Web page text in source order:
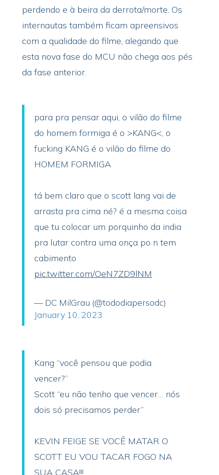
perdendo e à beira da derrota/morte. Os
internautas também ficam apreensivos
com a qualidade do filme, alegando que
esta nova fase do MCU não chega aos pés
da fase anterior.
para pra pensar aqui, o vilão do filme
do homem formiga é o >KANG<, o
fucking KANG é o vilão do filme do
HOMEM FORMIGA
tá bem claro que o scott lang vai de
arrasta pra cima né? é a mesma coisa
que tu colocar um porquinho da india
pra lutar contra uma onça po n tem
cabimento
pic.twitter.com/OeN7ZD9lNM
— DC MilGrau (@tododiapersodc)
January 10, 2023
Kang “você pensou que podia
vencer?”
Scott “eu não tenho que vencer… nós
dois só precisamos perder”
KEVIN FEIGE SE VOCÊ MATAR O
SCOTT EU VOU TACAR FOGO NA
SUA CASA!!!